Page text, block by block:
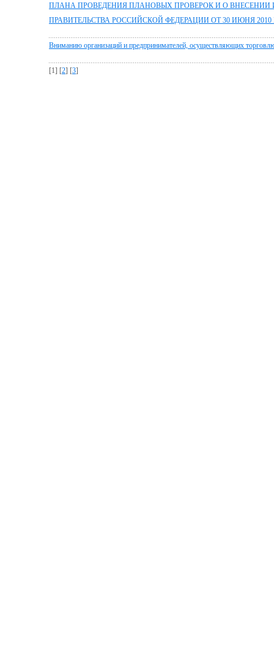
ПЛАНА ПРОВЕДЕНИЯ ПЛАНОВЫХ ПРОВЕРОК И О ВНЕСЕНИИ
ПРАВИТЕЛЬСТВА РОССИЙСКОЙ ФЕДЕРАЦИИ ОТ 30 ИЮНЯ 2010
Вниманию организаций и предпринимателей, осуществляющих
[1] [2] [3]